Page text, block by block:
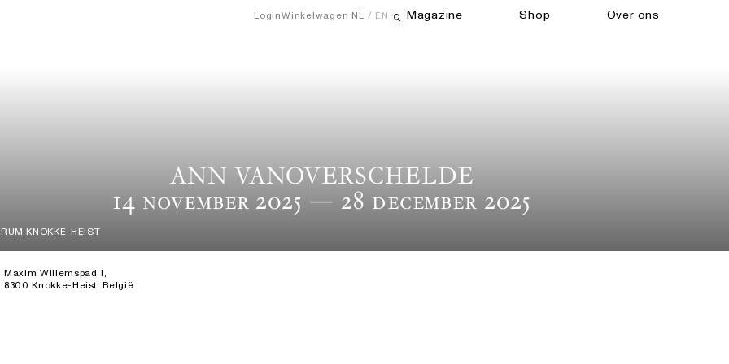
Magazine Shop Over ons
LoginWinkelwagen NL EN
Open zoekveld
ANN VANOVERSCHELDE
14 November 2025 — 28 December 2025
KNOKKE-HEIST
Maxim Willemspad 1,
8300 Knokke-Heist, België